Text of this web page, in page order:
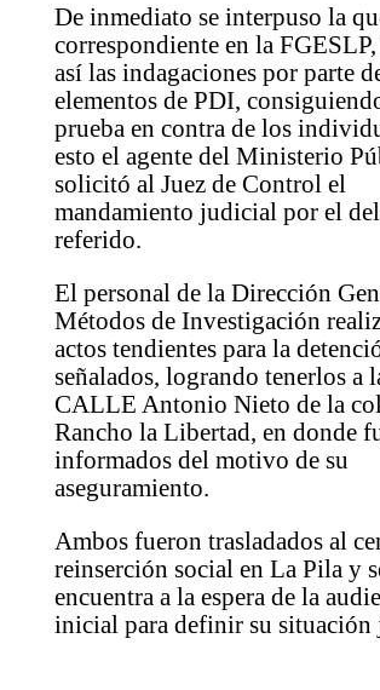
De inmediato se interpuso la
correspondiente en la
así las indagaciones por parte
elementos de PDI,
prueba en contra de los
esto el agente del Ministerio
solicitó al Juez de Control el
mandamiento judicial por el
referido.
El personal de la Dirección
Métodos de Investigación
actos tendientes para la
señalados, logrando tenerlos a
CALLE Antonio Nieto de la
Rancho la Libertad, en donde
informados del motivo de su
aseguramiento.
Ambos fueron trasladados al
reinserción social en La Pila y
encuentra a la espera de la
inicial para definir su situación